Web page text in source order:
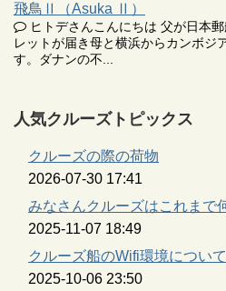
飛鳥Ⅱ（Asuka Ⅱ）
ヒトデさんこんにちは 父が日本
レットが届き母と横浜からカンボジ
す。ダナンの不...
人気クルーズトピックス
クルーズの際の荷物
2026-07-30 17:41
みなさんクルーズはこれまで
2025-11-07 18:49
クルーズ船のWifi環境について
2025-10-06 23:50